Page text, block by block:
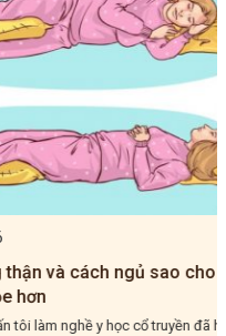
sao cho đúng
truyền đã hơn 20
Giữ
Chào bà